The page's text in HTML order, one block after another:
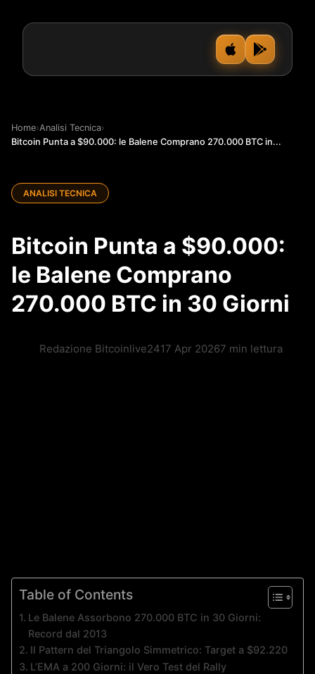
Home›Analisi Tecnica›
Bitcoin Punta a $90.000: le Balene Comprano 270.000 BTC in...
ANALISI TECNICA
Bitcoin Punta a $90.000:
le Balene Comprano
270.000 BTC in 30 Giorni
Redazione Bitcoinlive2417 Apr 20267 min lettura
Table of Contents
Le Balene Assorbono 270.000 BTC in 30 Giorni:
Record dal 2013
Il Pattern del Triangolo Simmetrico: Target a $92.220
L’EMA a 200 Giorni: il Vero Test del Rally